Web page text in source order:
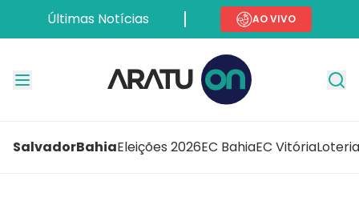
Últimas Notícias AO VIVO
SalvadorBahiaEleições 2026EC BahiaEC Vitória